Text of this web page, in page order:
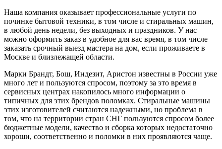
Наша компания оказывает профессиональные услуги по
починке бытовой техники, в том числе и стиральных машин,
в любой день недели, без выходных и праздников. У нас
можно оформить заказ в удобное для вас время, в том числе
заказать срочный выезд мастера на дом, если проживаете в
Москве и близлежащей области.
Марки Брандт, Бош, Индезит, Аристон известны в России уже
много лет и пользуются спросом, поэтому за это время в
сервисных центрах накопилось много информации о
типичных для этих брендов поломках. Стиральные машины
этих изготовителей считаются надежными, но проблема в
том, что на территории стран СНГ пользуются спросом более
бюджетные модели, качество и сборка которых недостаточно
хороши, соответственно и поломки в них проявляются чаще.